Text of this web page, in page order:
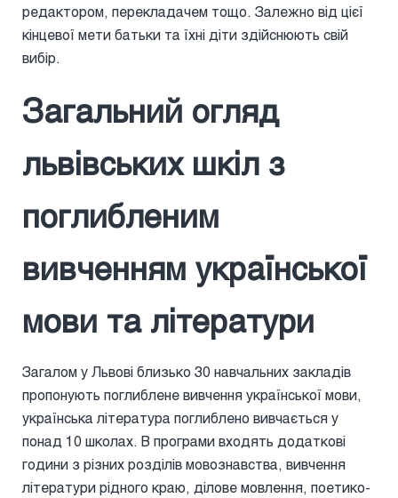
редактором, перекладачем тощо. Залежно від цієї
кінцевої мети батьки та їхні діти здійснюють свій
вибір.
Загальний огляд
львівських шкіл з
поглибленим
вивченням української
мови та літератури
Загалом у Львові близько 30 навчальних закладів
пропонують поглиблене вивчення української мови,
українська література поглиблено вивчається у
понад 10 школах. В програми входять додаткові
години з різних розділів мовознавства, вивчення
літератури рідного краю, ділове мовлення, поетико-